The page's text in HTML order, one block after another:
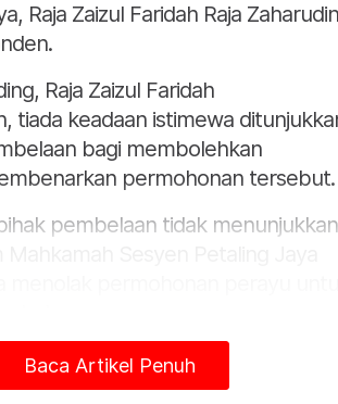
Raja Zaizul Faridah Raja Zaharudin
Raja Zaizul Faridah
tiada keadaan istimewa
bagi membolehkan
permohonan tersebut.
pembelaan tidak menunjukkan
alasan perayu bahawa dia
yang masih kecil malah
Baca Artikel Penuh